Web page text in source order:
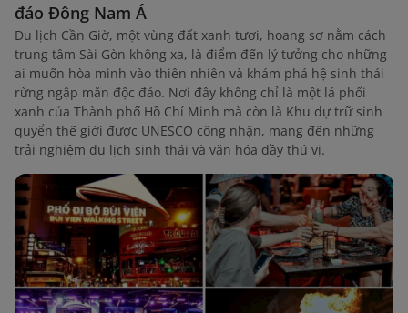
đáo Đông Nam Á
Du lịch Cần Giờ, một vùng đất xanh tươi, hoang sơ nằm cách
trung tâm Sài Gòn không xa, là điểm đến lý tưởng cho những
ai muốn hòa mình vào thiên nhiên và khám phá hệ sinh thái
rừng ngập mặn độc đáo. Nơi đây không chỉ là một lá phổi
xanh của Thành phố Hồ Chí Minh mà còn là Khu dự trữ sinh
quyển thế giới được UNESCO công nhận, mang đến những
trải nghiệm du lịch sinh thái và văn hóa đầy thú vị.